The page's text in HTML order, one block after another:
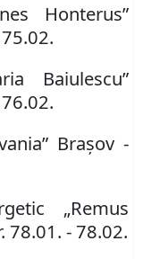
Honterus”
Baiulescu”
Braşov -
„Remus
78.01. - 78.02.